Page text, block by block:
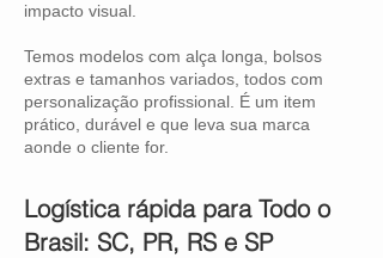
impacto visual.
Temos modelos com alça longa, bolsos
extras e tamanhos variados, todos com
personalização profissional. É um item
prático, durável e que leva sua marca
aonde o cliente for.
Logística rápida para Todo o
Brasil: SC, PR, RS e SP